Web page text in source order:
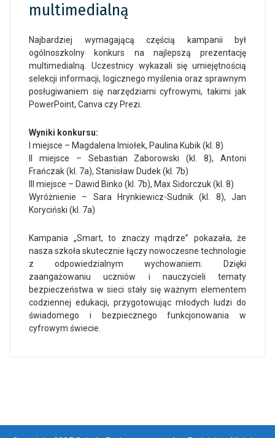
multimedialną
Najbardziej wymagającą częścią kampanii był
ogólnoszkolny konkurs na najlepszą prezentację
multimedialną. Uczestnicy wykazali się umiejętnością
selekcji informacji, logicznego myślenia oraz sprawnym
posługiwaniem się narzędziami cyfrowymi, takimi jak
PowerPoint, Canva czy Prezi.
Wyniki konkursu:
I miejsce – Magdalena Imiołek, Paulina Kubik (kl. 8)
II miejsce – Sebastian Zaborowski (kl. 8), Antoni
Frańczak (kl. 7a), Stanisław Dudek (kl. 7b)
III miejsce – Dawid Binko (kl. 7b), Max Sidorczuk (kl. 8)
Wyróżnienie – Sara Hrynkiewicz-Sudnik (kl. 8), Jan
Koryciński (kl. 7a)
Kampania „Smart, to znaczy mądrze” pokazała, że
nasza szkoła skutecznie łączy nowoczesne technologie
z odpowiedzialnym wychowaniem. Dzięki
zaangażowaniu uczniów i nauczycieli tematy
bezpieczeństwa w sieci stały się ważnym elementem
codziennej edukacji, przygotowując młodych ludzi do
świadomego i bezpiecznego funkcjonowania w
cyfrowym świecie.